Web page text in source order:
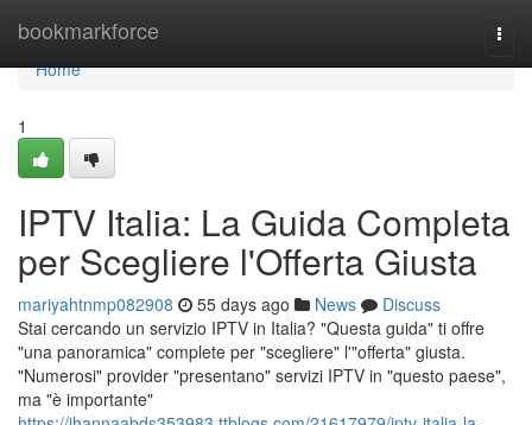
bookmarkforce
Home
Home
1
IPTV Italia: La Guida Completa
per Scegliere l'Offerta Giusta
mariyahtnmp082908 55 days ago News
Discuss
Stai cercando un servizio IPTV in Italia? "Questa guida" ti offre
"una panoramica" complete per "scegliere" l'"offerta" giusta.
"Numerosi" provider "presentano" servizi IPTV in "questo paese",
ma "è importante"